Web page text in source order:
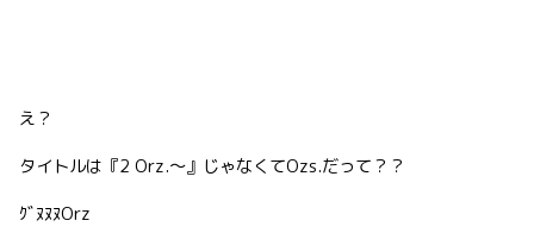
え？
タイトルは『2 Orz.〜』じゃなくてOzs.だって？？
ｸﾞﾇﾇﾇOrz